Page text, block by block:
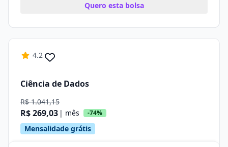
Quero esta bolsa
4.2
Ciência de Dados
R$ 1.041,15
R$ 269,03 | mês -74%
Mensalidade grátis